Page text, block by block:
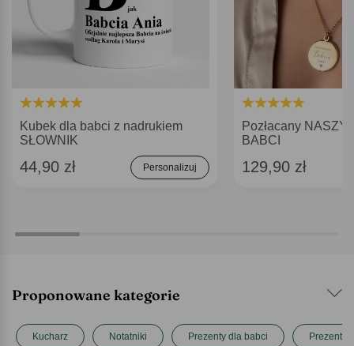
Kubek dla babci z nadrukiem
SŁOWNIK
44,90 zł Personalizuj
Pozłacany
BABCI
129,90 zł
Proponowane kategorie
Kucharz Notatniki Prezenty dla babci Prezenty